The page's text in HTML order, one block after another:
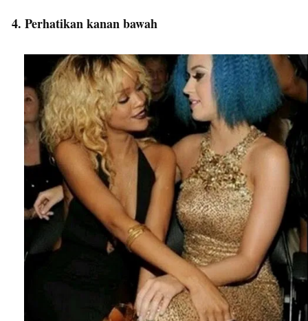
4. Perhatikan kanan bawah